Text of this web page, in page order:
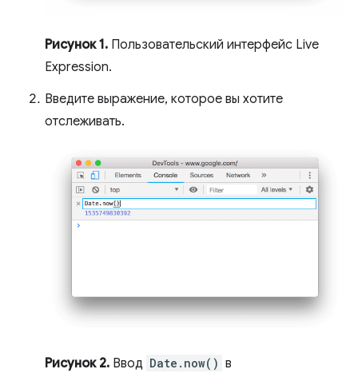
Рисунок 1. Пользовательский интерфейс Live
Expression.
Введите выражение, которое вы хотите
отслеживать.
Рисунок 2. Ввод Date.now() в